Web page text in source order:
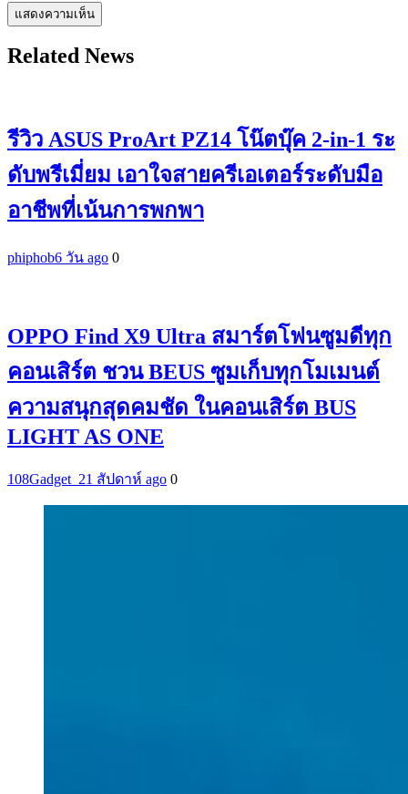
Related News
รีวิว ASUS ProArt PZ14 โน๊ตบุ๊ค 2-in-1 ระ
ดับพรีเมี่ยม เอาใจสายครีเอเตอร์ระดับมือ
อาชีพที่เน้นการพกพา
phiphob6 วัน ago 0
OPPO Find X9 Ultra สมาร์ตโฟนซูมดีทุก
คอนเสิร์ต ชวน BEUS ซูมเก็บทุกโมเมนต์
ความสนุกสุดคมชัด ในคอนเสิร์ต BUS
LIGHT AS ONE
108Gadget_21 สัปดาห์ ago 0